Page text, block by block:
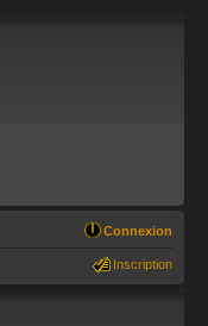
Connexion
Inscription